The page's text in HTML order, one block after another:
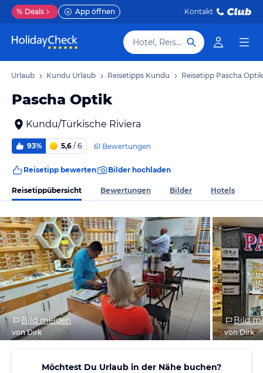
% Deals App öffnen Kontakt
Hotel, Reiseziel
Urlaub Kundu Urlaub Reisetipps Kundu Reisetipp Pascha Optik
Pascha Optik
Kundu/Türkische Riviera
93% 5,6 / 6 61 Bewertungen
Reisetipp bewerten Bilder hochladen
Reisetippübersicht Bewertungen Bilder Hotels
Bild melden
von Dirk
Bild
von Dirk
Möchtest Du Urlaub in der Nähe buchen?